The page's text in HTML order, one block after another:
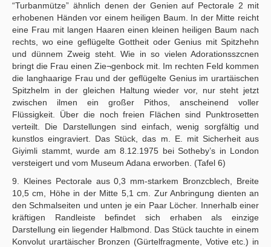
“Turbanmütze” ähnlich denen der Genien auf Pectorale 2 mit
erhobenen Händen vor einem heiligen Baum. In der Mitte reicht
eine Frau mit langen Haaren einen kleinen heiligen Baum nach
rechts, wo eine geflügelte Gottheit oder Genius mit Spitzhehn
und dünnem Zweig steht. Wie in so vielen Adorationsszcnen
bringt die Frau einen Zie¬genbock mit. Im rechten Feld kommen
die langhaarige Frau und der geflügelte Genius im urartäischen
Spitzhelm in der gleichen Haltung wieder vor, nur steht jetzt
zwischen ilmen ein großer Pithos, anscheinend voller
Flüssigkeit. Über die noch freien Flächen sind Punktrosetten
verteilt. Die Darstellungen sind einfach, wenig sorgfältig und
kunstlos eingraviert. Das Stück, das m. E. mit Sicherheit aus
Giyimli stammt, wurde am 8.12.1975 bei Sotheby’s in London
versteigert und vom Museum Adana erworben. (Tafel 6)
9. Kleines Pectorale aus 0,3 mm-starkem Bronzcblech, Breite
10,5 cm, Höhe in der Mitte 5,1 cm. Zur Anbringung dienten an
den Schmalseiten und unten je ein Paar Löcher. Innerhalb einer
kräftigen Randleiste befindet sich erhaben als einzige
Darstellung ein liegender Halbmond. Das Stück tauchte in einem
Konvolut urartäischer Bronzen (Gürtelfragmente, Votive etc.) in